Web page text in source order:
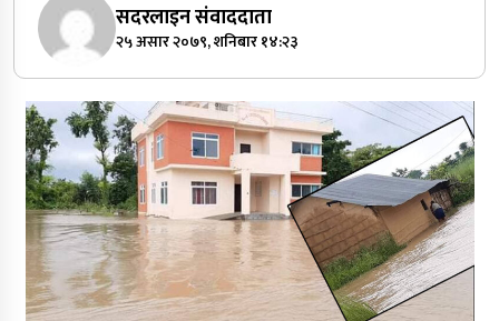
सदरलाइन संवाददाता
२५ असार २०७९, शनिबार १४:२३